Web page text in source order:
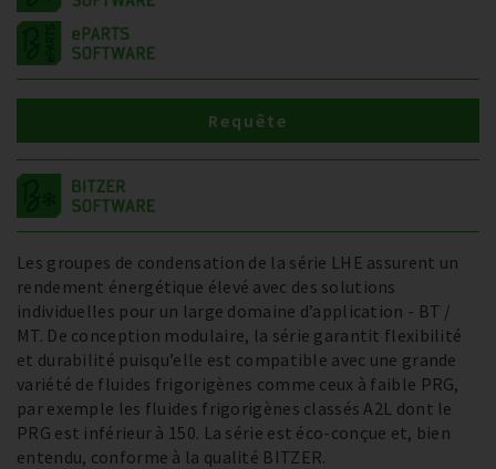
Les groupes de condensation de la série LHE assurent un
rendement énergétique élevé avec des solutions
individuelles pour un large domaine d’application - BT /
MT. De conception modulaire, la série garantit flexibilité
et durabilité puisqu’elle est compatible avec une grande
variété de fluides frigorigènes comme ceux à faible PRG,
par exemple les fluides frigorigènes classés A2L dont le
PRG est inférieur à 150. La série est éco-conçue et, bien
entendu, conforme à la qualité BITZER.
Requête